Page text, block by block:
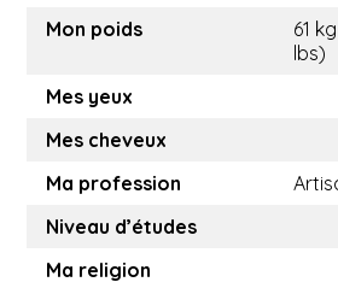
Mon poids
61
lbs)
Mes yeux
Mes cheveux
Ma profession
Niveau d’études
Ma religion